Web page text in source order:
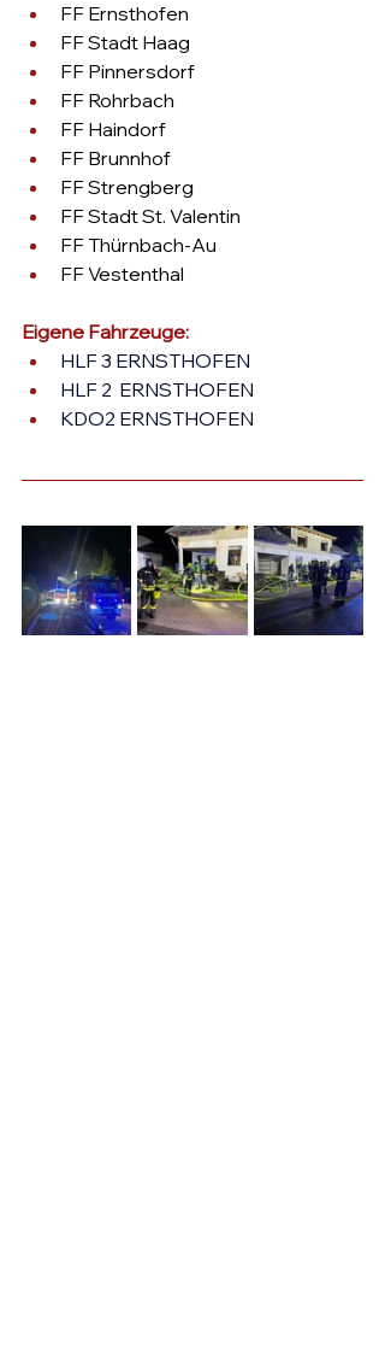
FF Ernsthofen
FF Stadt Haag
FF Pinnersdorf
FF Rohrbach
FF Haindorf
FF Brunnhof
FF Strengberg
FF Stadt St. Valentin
FF Thürnbach-Au
FF Vestenthal
Eigene Fahrzeuge:
HLF 3 ERNSTHOFEN
HLF 2  ERNSTHOFEN
KDO2 ERNSTHOFEN